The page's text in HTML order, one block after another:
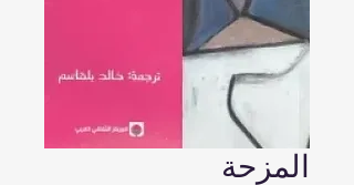
المزحة